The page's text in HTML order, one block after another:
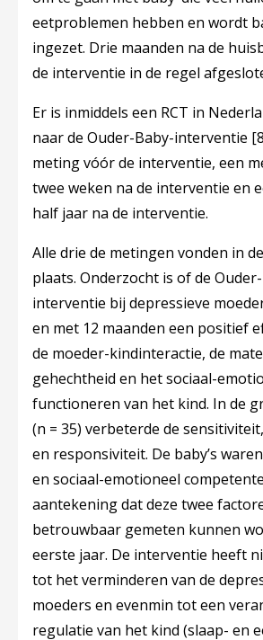
eetproblemen hebben en wordt
ingezet. Drie maanden na de
de interventie in de regel
Er is inmiddels een RCT in
naar de Ouder-Baby-interventie
meting vóór de interventie, een
twee weken na de interventie en
half jaar na de interventie.
Alle drie de metingen vonden in
plaats. Onderzocht is of de
interventie bij depressieve
en met 12 maanden een positief
de moeder-kindinteractie, de
gehechtheid en het sociaal-
functioneren van het kind. In de
(n = 35) verbeterde de
en responsiviteit. De baby’s
en sociaal-emotioneel
aantekening dat deze twee
betrouwbaar gemeten kunnen
eerste jaar. De interventie heeft
tot het verminderen van de
moeders en evenmin tot een
regulatie van het kind (slaap- en